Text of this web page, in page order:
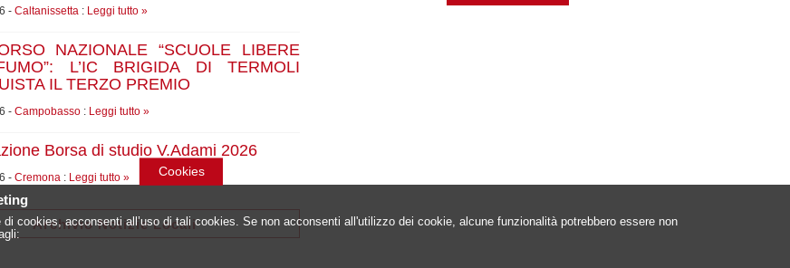
- Caltanissetta: Leggi tutto »
NAZIONALE “SCUOLE LIBERE
L’IC BRIGIDA DI TERMOLI
IL TERZO PREMIO
- Campobasso: Leggi tutto »
Borsa di studio V.Adami 2026
- Cremona: Leggi tutto »
Archivio Notizie Locali
Cookies
cookies, acconsenti all’uso di tali cookies. Se non acconsenti all'utilizzo dei cookie, alcune funzionalità potrebbero essere non